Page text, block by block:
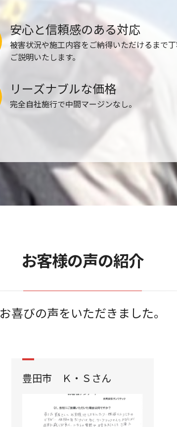
安心と信頼感のある対応
被害状況や施工内容をご納得いただけるまで
ご説明いたします。
リーズナブルな価格
完全自社施行で中間マージンなし。
お客様の声の紹介
お喜びの声をいただきました。
豊田市 Ｋ・Ｓさん